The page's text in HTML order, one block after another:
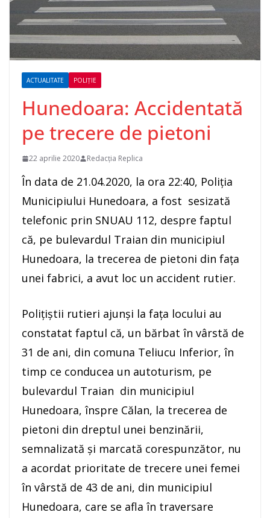
ACTUALITATE POLIȚIE
Hunedoara: Accidentată
pe trecere de pietoni
22 aprilie 2020 Redacția Replica
În data de 21.04.2020, la ora 22:40, Poliția
Municipiului Hunedoara, a fost sesizată
telefonic prin SNUAU 112, despre faptul
că, pe bulevardul Traian din municipiul
Hunedoara, la trecerea de pietoni din fața
unei fabrici, a avut loc un accident rutier.
Poliţiştii rutieri ajunşi la fața locului au
constatat faptul că, un bărbat în vârstă de
31 de ani, din comuna Teliucu Inferior, în
timp ce conducea un autoturism, pe
bulevardul Traian din municipiul
Hunedoara, înspre Călan, la trecerea de
pietoni din dreptul unei benzinării,
semnalizată și marcată corespunzător, nu
a acordat prioritate de trecere unei femei
în vârstă de 43 de ani, din municipiul
Hunedoara, care se afla în traversare